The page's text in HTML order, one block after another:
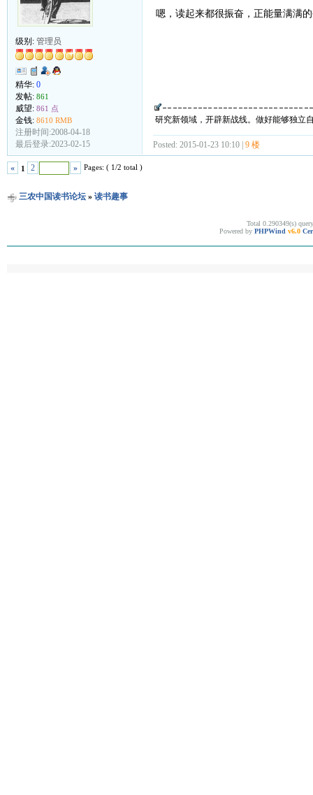
级别: 管理员
精华: 0
发帖: 861
威望: 861 点
金钱: 8610 RMB
注册时间:2008-04-18
最后登录:2023-02-15
嗯，读起来都很振奋，正能量满满
研究新领域，开辟新战线。做好能够独立
Posted: 2015-01-23 10:10 | 9 楼
« 1 2 » Pages: ( 1/2 total )
三农中国读书论坛» 读书趣事
Total 0.290349(s)
Powered by PHPWind v6.0